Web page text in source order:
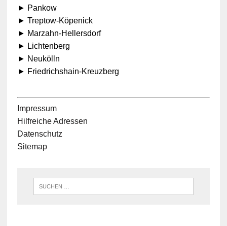
► Pankow
► Treptow-Köpenick
► Marzahn-Hellersdorf
► Lichtenberg
► Neukölln
► Friedrichshain-Kreuzberg
Impressum
Hilfreiche Adressen
Datenschutz
Sitemap